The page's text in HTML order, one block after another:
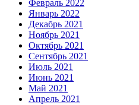
Февраль 2022
Январь 2022
Декабрь 2021
Ноябрь 2021
Октябрь 2021
Сентябрь 2021
Июль 2021
Июнь 2021
Май 2021
Апрель 2021